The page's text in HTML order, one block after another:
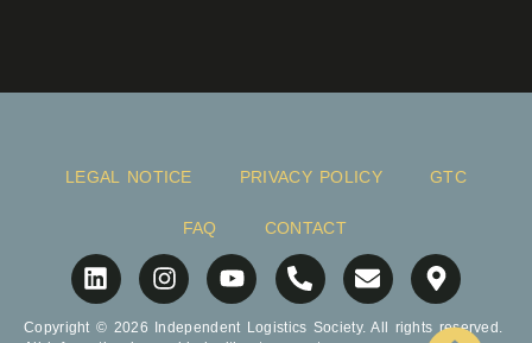
LEGAL NOTICE PRIVACY POLICY GTC
FAQ CONTACT
Copyright © 2026 Independent Logistics Society. All rights reserved.